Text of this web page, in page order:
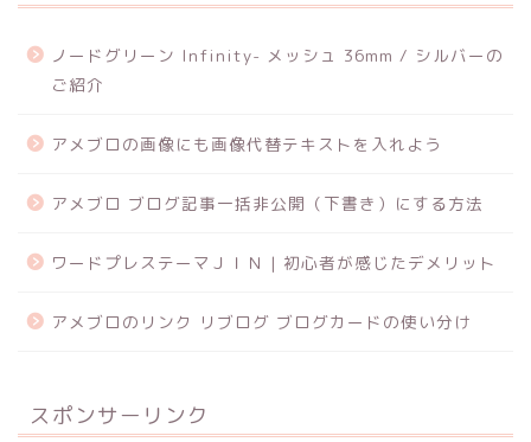
ノードグリーン Infinity- メッシュ 36mm / シルバーの
ご紹介
アメブロの画像にも画像代替テキストを入れよう
アメブロ ブログ記事一括非公開（下書き）にする方法
ワードプレステーマＪＩＮ | 初心者が感じたデメリット
アメブロのリンク リブログ ブログカードの使い分け
スポンサーリンク